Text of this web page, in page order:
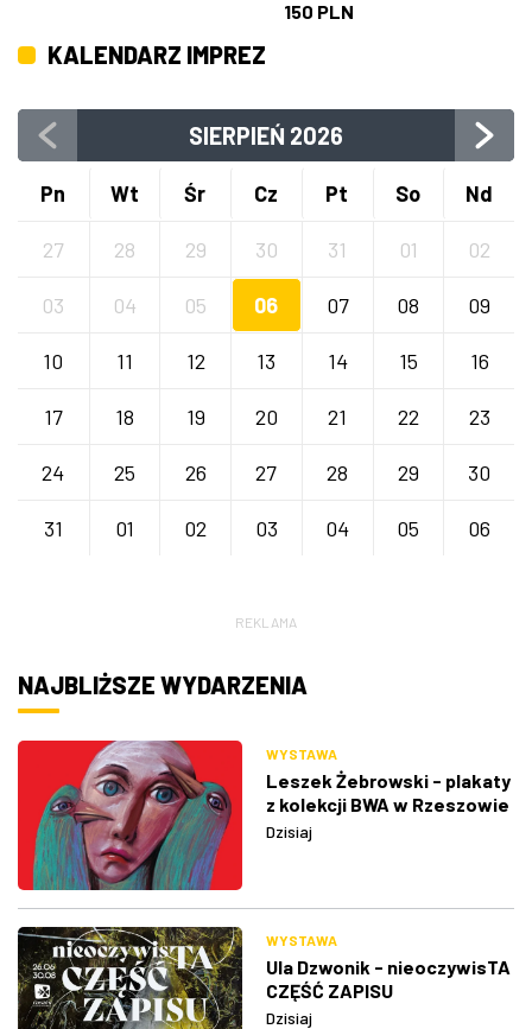
150 PLN
KALENDARZ IMPREZ
SIERPIEŃ 2026
Pn Wt Śr Cz Pt So Nd
27 28 29 30 31 01 02
03 04 05 06 07 08 09
10 11 12 13 14 15 16
17 18 19 20 21 22 23
24 25 26 27 28 29 30
31 01 02 03 04 05 06
REKLAMA
NAJBLIŻSZE WYDARZENIA
WYSTAWA
Leszek Żebrowski - plakaty
z kolekcji BWA w Rzeszowie
Dzisiaj
WYSTAWA
Ula Dzwonik - nieoczywisTA
CZĘŚĆ ZAPISU
Dzisiaj